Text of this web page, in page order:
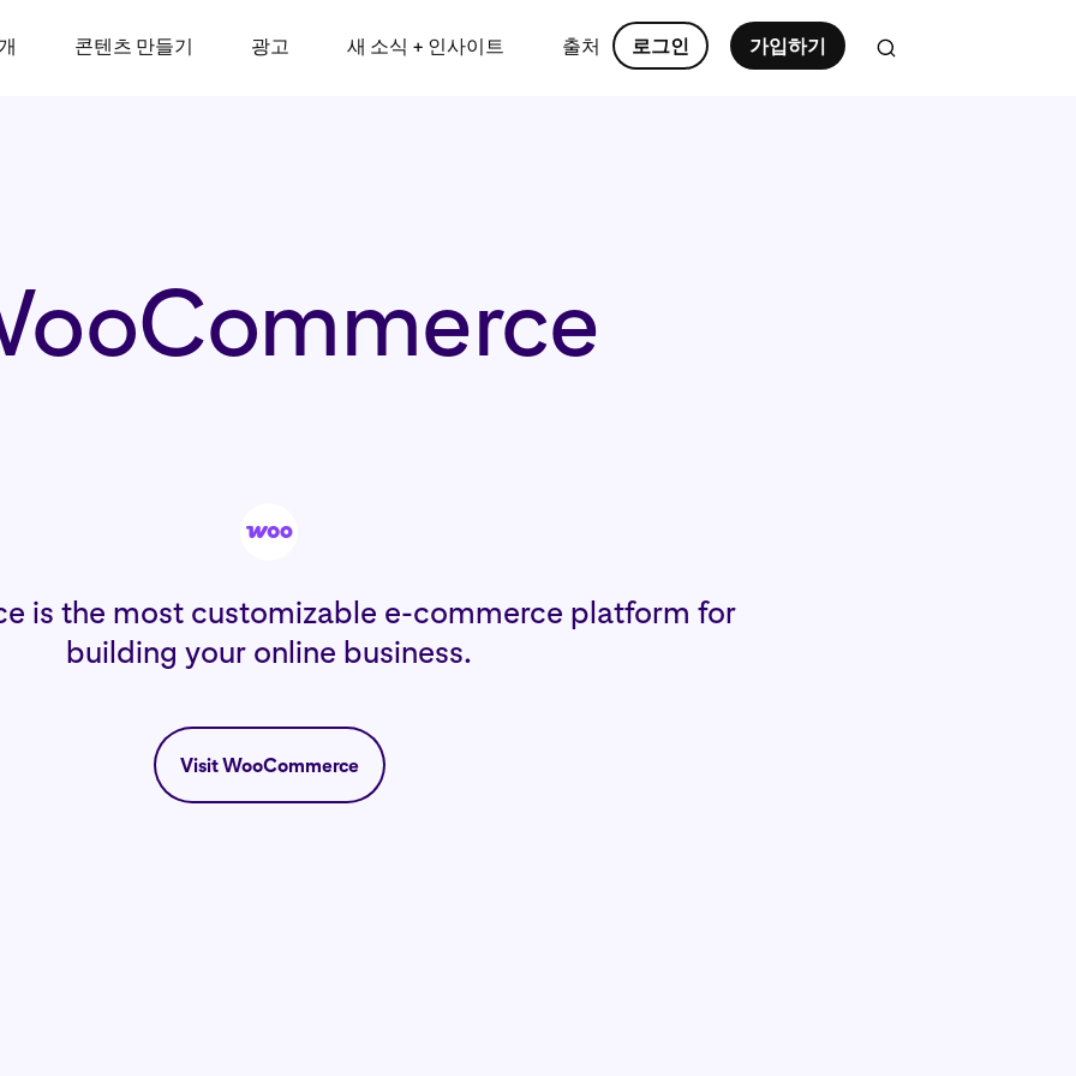
콘텐츠 만들기 광고 새 소식 + 인사이트 출처 로그인 가입하기
is the most customizable e-commerce platform for
building your online business.
Visit WooCommerce